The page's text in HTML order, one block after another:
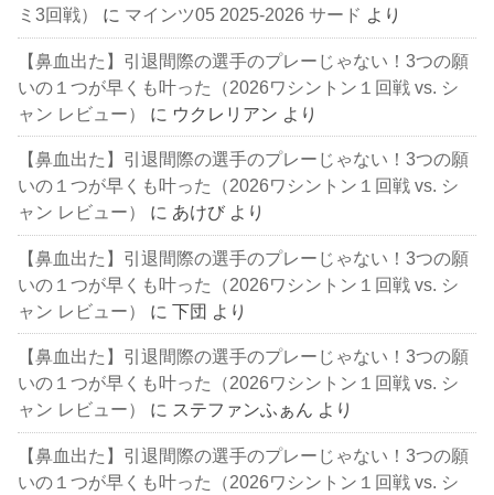
ミ3回戦）
に マインツ05 2025-2026 サード より
【鼻血出た】引退間際の選手のプレーじゃない！3つの願
いの１つが早くも叶った（2026ワシントン１回戦 vs. シ
ャン レビュー）
に ウクレリアン より
【鼻血出た】引退間際の選手のプレーじゃない！3つの願
いの１つが早くも叶った（2026ワシントン１回戦 vs. シ
ャン レビュー）
に あけび より
【鼻血出た】引退間際の選手のプレーじゃない！3つの願
いの１つが早くも叶った（2026ワシントン１回戦 vs. シ
ャン レビュー）
に下団 より
【鼻血出た】引退間際の選手のプレーじゃない！3つの願
いの１つが早くも叶った（2026ワシントン１回戦 vs. シ
ャン レビュー）
に ステファンふぁん より
【鼻血出た】引退間際の選手のプレーじゃない！3つの願
いの１つが早くも叶った（2026ワシントン１回戦 vs. シ